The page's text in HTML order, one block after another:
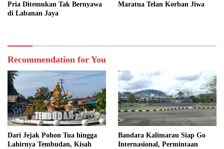
Pria Ditemukan Tak Bernyawa
di Labanan Jaya
Maratua Telan Korban Jiwa
Recommendation for You
Dari Jejak Pohon Tua hingga
Lahirnya Tembudan, Kisah
Bandara Kalimarau Siap Go
Internasional, Permintaan